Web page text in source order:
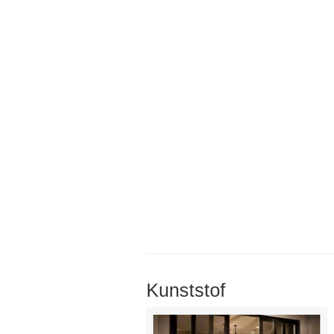
Kunststof